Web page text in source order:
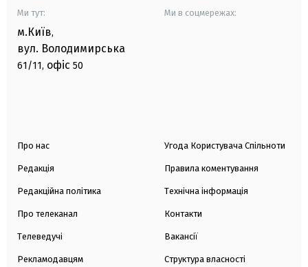
Ми тут:
м.Київ,
вул. Володимирська
61/11, офіс 50
Ми в соцмережах:
Про нас
Редакція
Редакційна політика
Про телеканал
Телеведучі
Рекламодавцям
Угода Користувача Спільноти
Правила коментування
Технічна інформація
Контакти
Вакансії
Структура власності